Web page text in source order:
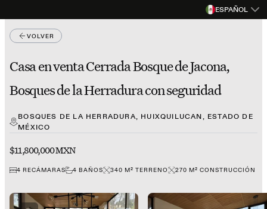
ESPAÑOL
VOLVER
Casa en venta Cerrada Bosque de Jacona,
Bosques de la Herradura con seguridad
BOSQUES DE LA HERRADURA, HUIXQUILUCAN, ESTADO DE
MÉXICO
$11,800,000 MXN
4 RECÁMARAS 4 BAÑOS 340 M² TERRENO 270 M² CONSTRUCCIÓN